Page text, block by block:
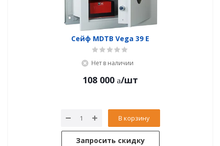
Сейф MDTB Vega 39 Е
Нет в наличии
108 000 /шт
В корзину
Запросить скидку